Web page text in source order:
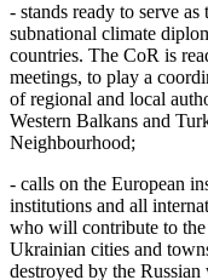
- stands ready to serve
subnational climate
countries. The CoR is
meetings, to play a
of regional and local
Western Balkans and
Neighbourhood;
- calls on the European
institutions and all
who will contribute to
Ukrainian cities and
destroyed by the